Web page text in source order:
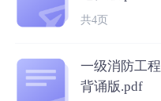
共4页
一级消防工
背诵版.pdf